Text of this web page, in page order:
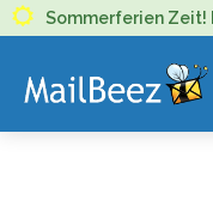
EMAIL
Sommerferien Zeit!